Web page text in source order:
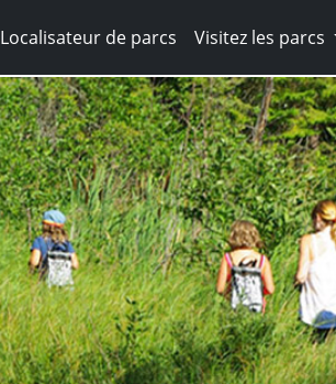
Localisateur de parcs Visitez les parcs